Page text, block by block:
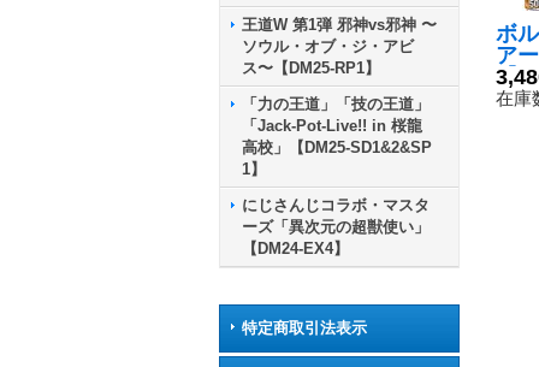
王道W 第1弾 邪神vs邪神 〜
ソウル・オブ・ジ・アビ
ス〜【DM25-RP1】
「力の王道」「技の王道」
「Jack-Pot-Live!! in 桜龍
高校」【DM25-SD1&2&SP
1】
にじさんじコラボ・マスタ
ーズ「異次元の超獣使い」
【DM24-EX4】
特定商取引法表示
ボ
ア
【
9B/
在庫